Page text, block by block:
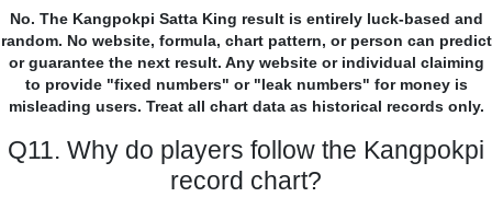
No. The Kangpokpi Satta King result is entirely luck-based and
random. No website, formula, chart pattern, or person can predict
or guarantee the next result. Any website or individual claiming
to provide "fixed numbers" or "leak numbers" for money is
misleading users. Treat all chart data as historical records only.
Q11. Why do players follow the Kangpokpi
record chart?